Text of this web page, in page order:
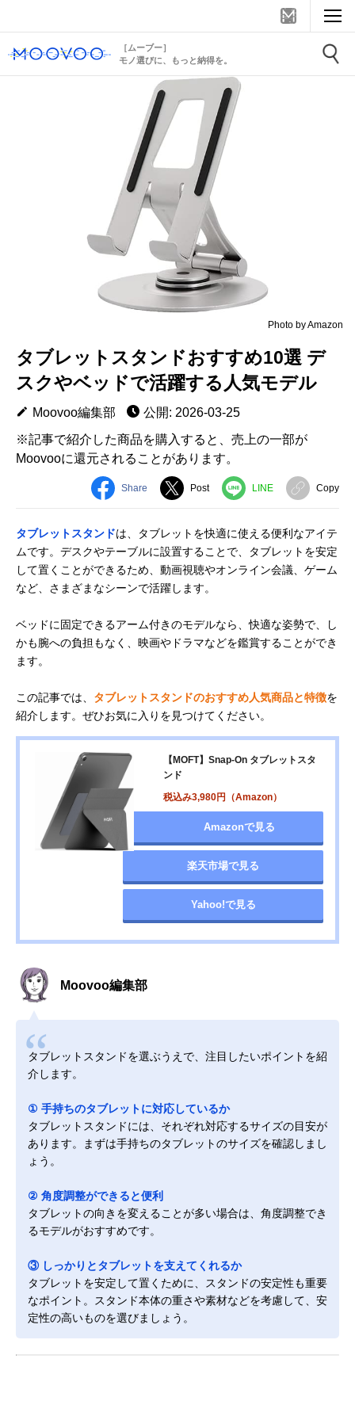
［ムーブー］
モノ選びに、もっと納得を。
Photo by Amazon
タブレットスタンドおすすめ10選 デ
スクやベッドで活躍する人気モデル
Moovoo編集部
公開: 2026-03-25
※記事で紹介した商品を購入すると、売上の一部が
Moovooに還元されることがあります。
Share Post LINE Copy
タブレットスタンドは、タブレットを快適に使える便利なアイテ
ムです。デスクやテーブルに設置することで、タブレットを安定
して置くことができるため、動画視聴やオンライン会議、ゲーム
など、さまざまなシーンで活躍します。
ベッドに固定できるアーム付きのモデルなら、快適な姿勢で、し
かも腕への負担もなく、映画やドラマなどを鑑賞することができ
ます。
この記事では、 タブレットスタンドのおすすめ人気商品と特徴を
紹介します。ぜひお気に入りを見つけてください。
【MOFT】Snap-On タブレットスタ
ンド
税込み3,980円（Amazon）
Amazonで見る
楽天市場で見る
Yahoo!で見る
Moovoo編集部
タブレットスタンドを選ぶうえで、注目したいポイントを紹
介します。
① 手持ちのタブレットに対応しているか
タブレットスタンドには、それぞれ対応するサイズの目安が
あります。まずは手持ちのタブレットのサイズを確認しまし
ょう。
② 角度調整ができると便利
タブレットの向きを変えることが多い場合は、角度調整でき
るモデルがおすすめです。
③ しっかりとタブレットを支えてくれるか
タブレットを安定して置くために、スタンドの安定性も重要
なポイント。スタンド本体の重さや素材などを考慮して、安
定性の高いものを選びましょう。